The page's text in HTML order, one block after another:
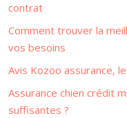
contrat
Comment trouver la
vos besoins
Avis Kozoo assurance,
Assurance chien crédit
suffisantes ?